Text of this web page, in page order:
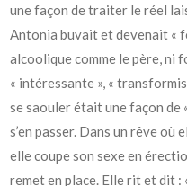
une façon de traiter le réel
Antonia buvait et devenait «
alcoolique comme le père, ni
« intéressante », «
se saouler était une façon de
s’en passer. Dans un rêve où
elle coupe son sexe en
remet en place. Elle rit et dit :